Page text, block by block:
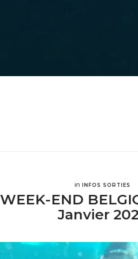
in INFOS SORTIES
WEEK-END
Janvier